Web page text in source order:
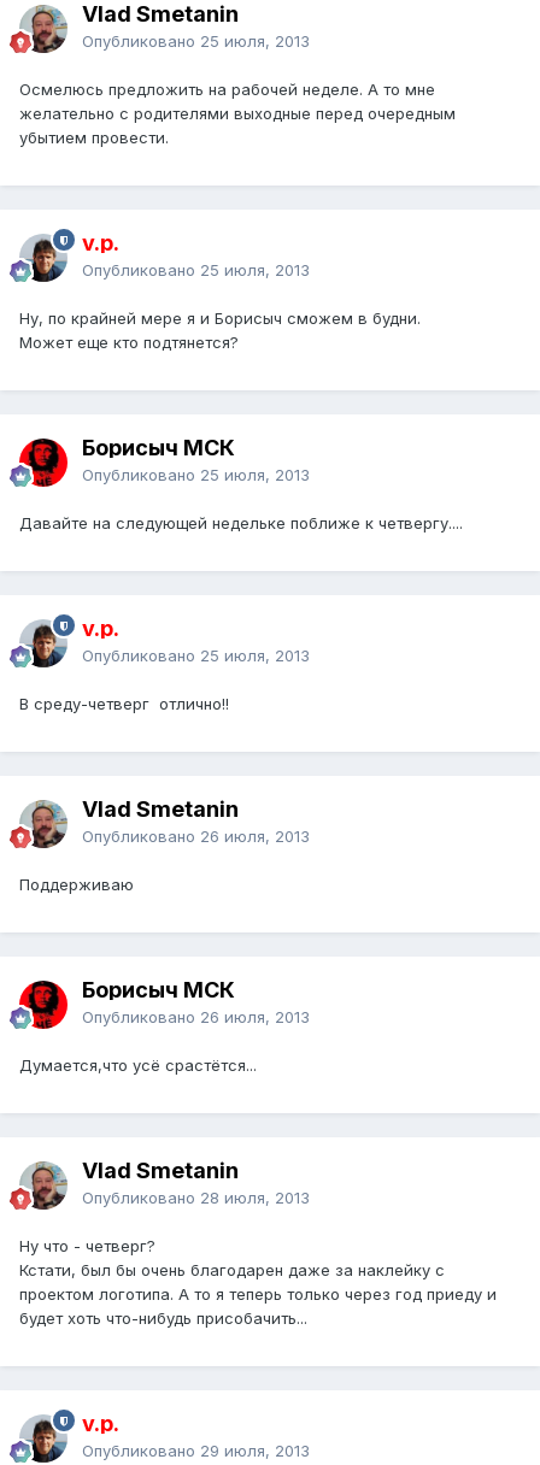
Vlad Smetanin
Опубликовано 25 июля, 2013
Осмелюсь предложить на рабочей неделе. А то мне
желательно с родителями выходные перед очередным
убытием провести.
v.p.
Опубликовано 25 июля, 2013
Ну, по крайней мере я и Борисыч сможем в будни.
Может еще кто подтянется?
Борисыч МСК
Опубликовано 25 июля, 2013
Давайте на следующей недельке поближе к четвергу....
v.p.
Опубликовано 25 июля, 2013
В среду-четверг отлично!!
Vlad Smetanin
Опубликовано 26 июля, 2013
Поддерживаю
Борисыч МСК
Опубликовано 26 июля, 2013
Думается,что усё срастётся...
Vlad Smetanin
Опубликовано 28 июля, 2013
Ну что - четверг?
Кстати, был бы очень благодарен даже за наклейку с
проектом логотипа. А то я теперь только через год приеду и
будет хоть что-нибудь присобачить...
v.p.
Опубликовано 29 июля, 2013